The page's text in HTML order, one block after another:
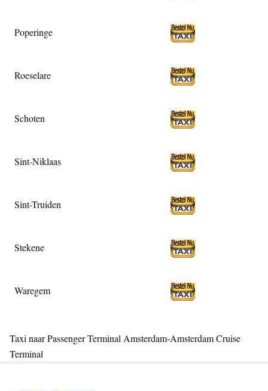
Poperinge
Roeselare
Schoten
Sint-Niklaas
Sint-Truiden
Stekene
Waregem
Taxi naar Passenger Terminal Amsterdam-Amsterdam Cruise
Terminal